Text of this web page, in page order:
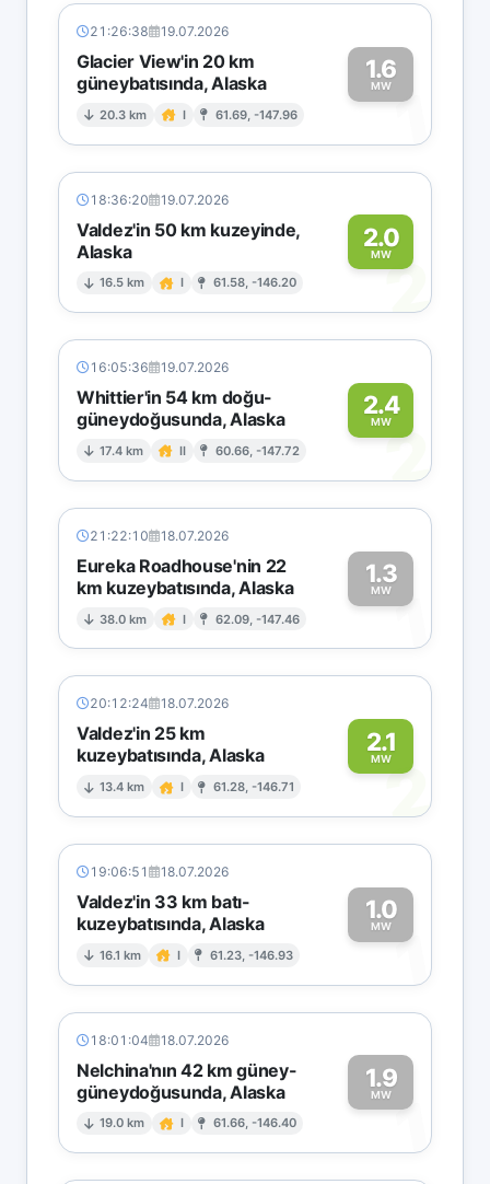
21:26:38 19.07.2026
Glacier View'in 20 km
güneybatısında, Alaska
20.3 km I 61.69, -147.96
1.6
MW1
18:36:20 19.07.2026
Valdez'in 50 km kuzeyinde,
Alaska
16.5 km I 61.58, -146.20
2.0
MW2
16:05:36 19.07.2026
Whittier'in 54 km doğu-
güneydoğusunda, Alaska
17.4 km II 60.66, -147.72
2.4
MW
2
21:22:10 18.07.2026
Eureka Roadhouse'nin 22
km kuzeybatısında, Alaska
38.0 km I 62.09, -147.46
1.3
MW1
20:12:24 18.07.2026
Valdez'in 25 km
kuzeybatısında, Alaska
13.4 km I 61.28, -146.71
2.1
MW2
19:06:51 18.07.2026
Valdez'in 33 km batı-
kuzeybatısında, Alaska
16.1 km I 61.23, -146.93
1.0
MW1
18:01:04 18.07.2026
Nelchina'nın 42 km güney-
güneydoğusunda, Alaska
19.0 km I 61.66, -146.40
1.9
MW1